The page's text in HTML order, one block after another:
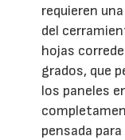
requieren
del
hojas
grados, que
los paneles
pensada